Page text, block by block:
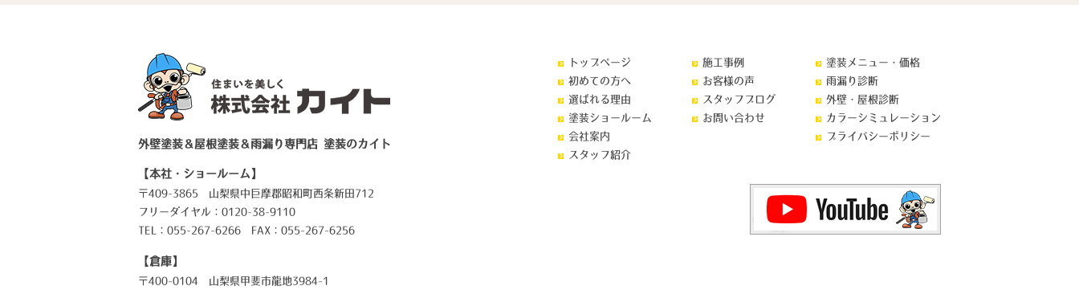
外壁塗装＆屋根塗装＆雨漏り専門店 塗装のカイト
【本社・ショールーム】
〒409-3865 山梨県中巨摩郡昭和町西条新田712
フリーダイヤル：0120-38-9110
TEL： 055-267-6266 FAX：055-267-6256
【倉庫】
〒400-0104 山梨県甲斐市龍地3984-1
トップページ
初めての方へ
選ばれる理由
塗装ショールーム
会社案内
スタッフ紹介
施工事例
お客様の声
スタッフブログ
お問い合わせ
塗装メニュー・価格
雨漏り診断
外壁・屋根診断
カラーシミュレーション
プライバシーポリシー